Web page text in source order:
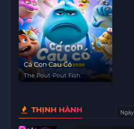
Cá Con Cau Có
The Pout-Pout Fish
THỊNH HÀNH Ngày